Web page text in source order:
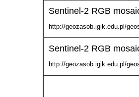
Sentinel-2 RGB
http://geozasob.igik.edu.pl/
Sentinel-2 RGB
http://geozasob.igik.edu.pl/